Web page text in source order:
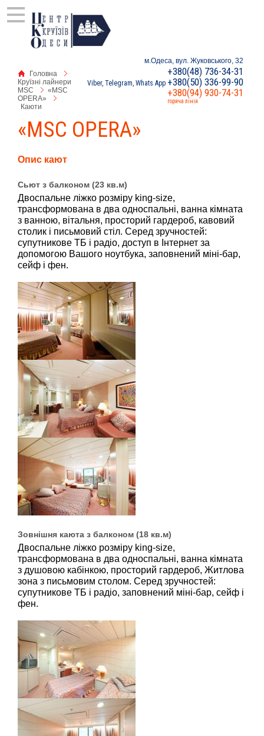
м.Одеса, вул. Жуковського, 32
+380(48) 736-34-31
Viber, Telegram, Whats App +380(50) 336-99-90
горяча лінія
+380(94) 930-74-31
Головна
Круїзні лайнери
MSC
«MSC
OPERA»
Каюти
«MSC OPERA»
Опис кают
Сьют з балконом (23 кв.м)
Двоспальне ліжко розміру king-size,
трансформована в два односпальні, ванна кімната
з ванною, вітальня, просторий гардероб, кавовий
столик і письмовий стіл. Серед зручностей:
супутникове ТБ і радіо, доступ в Інтернет за
допомогою Вашого ноутбука, заповнений міні-бар,
сейф і фен.
Зовнішня каюта з балконом (18 кв.м)
Двоспальне ліжко розміру king-size,
трансформована в два односпальні, ванна кімната
з душовою кабінкою, просторий гардероб, Житлова
зона з письмовим столом. Серед зручностей:
супутникове ТБ і радіо, заповнений міні-бар, сейф і
фен.